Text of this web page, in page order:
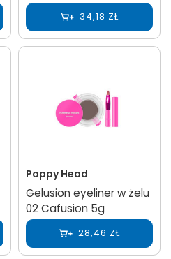
34,18 ZŁ
Poppy Head
Gelusion eyeliner w żelu
02 Cafusion 5g
28,46 ZŁ